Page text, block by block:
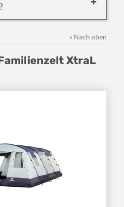
» Nach oben
XtraL